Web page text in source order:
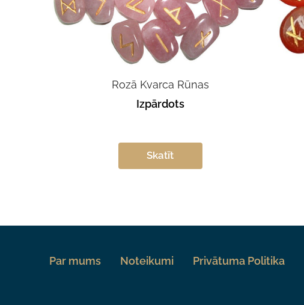
Rozā Kvarca Rūnas
Izpārdots
Skatīt
Par mums Noteikumi Privātuma Politika